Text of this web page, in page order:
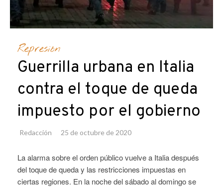
Represión
Guerrilla urbana en Italia
contra el toque de queda
impuesto por el gobierno
Redacción 25 de octubre de 2020
La alarma sobre el orden público vuelve a Italia después
del toque de queda y las restricciones impuestas en
ciertas regiones. En la noche del sábado al domingo se